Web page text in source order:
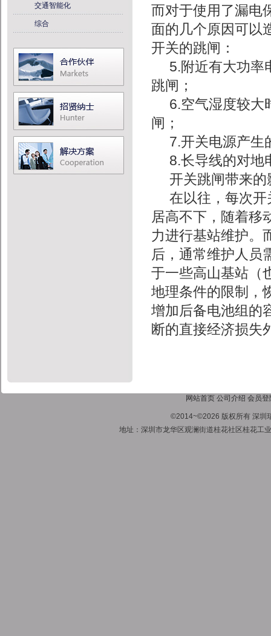
交通智能化
综合
而对于使用了漏电
面的几个原因可以
开关的跳闸：
5.附近有大功率
跳闸；
6.空气湿度较大
闸；
7.开关电源产生
8.长导线的对地
开关跳闸带来的
在以往，每次
居高不下，随着移
力进行基站维护。
后，通常维护人员
于一些高山基站（
地理条件的限制，
增加后备电池组的
断的直接经济损失
网站首页 公司介绍 会员登
©2014~©2026 版权所有 深圳
地址：深圳市龙华区观澜街道桂花社区桂花